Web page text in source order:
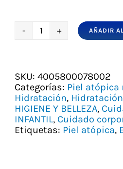
Eucerin
40
ml
–
Cuidado
intensivo
para
AÑADIR
SKU: 4005800078002
Categorías: Piel atópica
Hidratación,
HIGIENE Y BELLEZA,
INFANTIL, Cuidado
Etiquetas: Piel atópica,